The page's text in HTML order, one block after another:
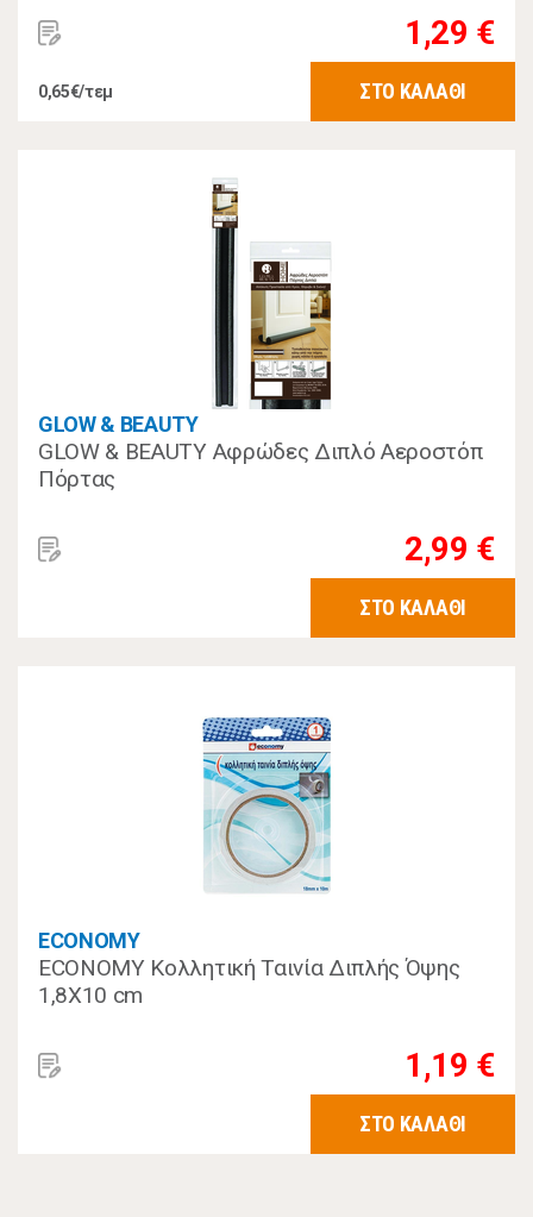
1,29 €
0,65€/τεμ ΣΤΟ ΚΑΛΑΘΙ
GLOW & BEAUTY
GLOW & BEAUTY Αφρώδες Διπλό Αεροστόπ
Πόρτας
2,99 €
ΣΤΟ ΚΑΛΑΘΙ
ECONOMY
ECONOMY Κολλητική Ταινία Διπλής Όψης
1,8Χ10 cm
1,19 €
ΣΤΟ ΚΑΛΑΘΙ